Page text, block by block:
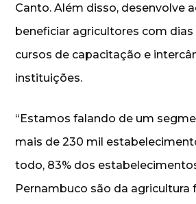
Canto. Além disso, desenvolve
beneficiar agricultores com
cursos de capacitação e
instituições.
“Estamos falando de um
mais de 230 mil
todo, 83% dos
Pernambuco são da agricultura